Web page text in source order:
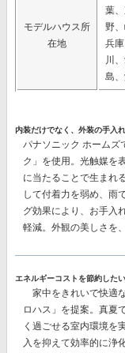
モデルハウス所
在地
葉
野
兵
川
島
内装だけでなく、外装の手入
パナソニック ホームズ
ク」 を使用。光触媒を
に当たることで生まれ
して付着力を弱め、雨
グ効果により、 お手入
軽減。 外観の美しさを
エネルギーコストを節約したい
家中をきれいで快適
ロハス」 を提案。真夏
く過ごせる室内環境を
入を抑えて効率的に浄